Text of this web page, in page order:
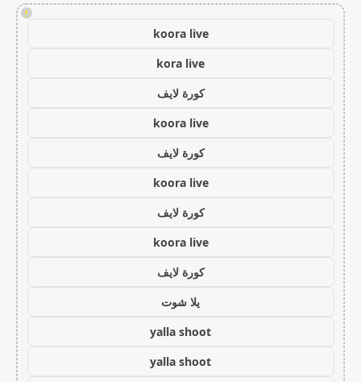
!
koora live
kora live
كورة لايف
koora live
كورة لايف
koora live
كورة لايف
koora live
كورة لايف
يلا شوت
yalla shoot
yalla shoot